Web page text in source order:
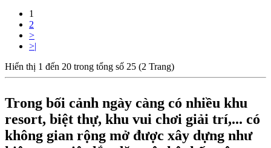
1
2
>
>|
Hiển thị 1 đến 20 trong tổng số 25 (2 Trang)
Trong bối cảnh ngày càng có nhiều khu
resort, biệt thự, khu vui chơi giải trí,... có
không gian rộng mở được xây dựng như